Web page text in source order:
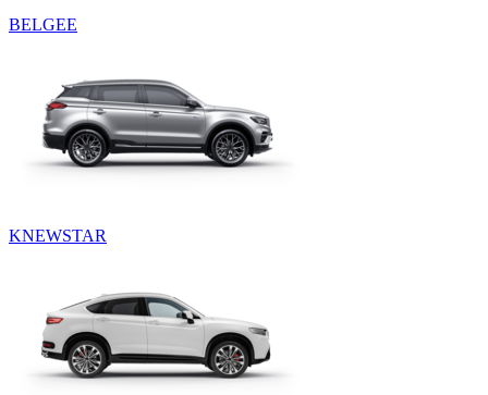
BELGEE
KNEWSTAR